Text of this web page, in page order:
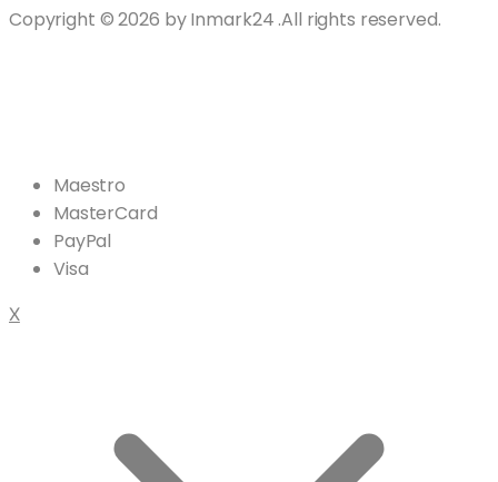
Copyright © 2026 by Inmark24 .All rights reserved.
Maestro
MasterCard
PayPal
Visa
X